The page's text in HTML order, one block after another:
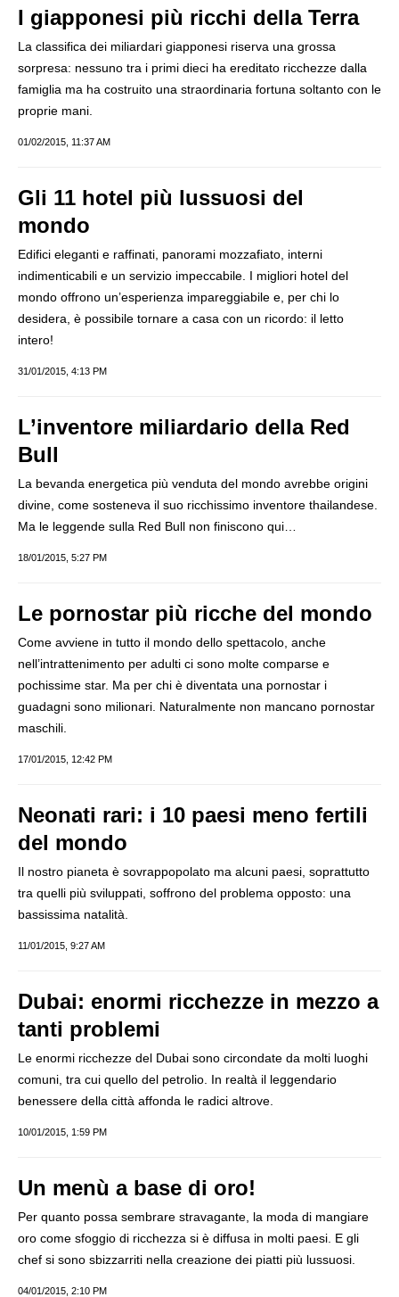
I giapponesi più ricchi della Terra
La classifica dei miliardari giapponesi riserva una grossa
sorpresa: nessuno tra i primi dieci ha ereditato ricchezze dalla
famiglia ma ha costruito una straordinaria fortuna soltanto con le
proprie mani.
01/02/2015, 11:37 AM
Gli 11 hotel più lussuosi del
mondo
Edifici eleganti e raffinati, panorami mozzafiato, interni
indimenticabili e un servizio impeccabile. I migliori hotel del
mondo offrono un’esperienza impareggiabile e, per chi lo
desidera, è possibile tornare a casa con un ricordo: il letto
intero!
31/01/2015, 4:13 PM
L’inventore miliardario della Red
Bull
La bevanda energetica più venduta del mondo avrebbe origini
divine, come sosteneva il suo ricchissimo inventore thailandese.
Ma le leggende sulla Red Bull non finiscono qui…
18/01/2015, 5:27 PM
Le pornostar più ricche del mondo
Come avviene in tutto il mondo dello spettacolo, anche
nell’intrattenimento per adulti ci sono molte comparse e
pochissime star. Ma per chi è diventata una pornostar i
guadagni sono milionari. Naturalmente non mancano pornostar
maschili.
17/01/2015, 12:42 PM
Neonati rari: i 10 paesi meno fertili
del mondo
Il nostro pianeta è sovrappopolato ma alcuni paesi, soprattutto
tra quelli più sviluppati, soffrono del problema opposto: una
bassissima natalità.
11/01/2015, 9:27 AM
Dubai: enormi ricchezze in mezzo a
tanti problemi
Le enormi ricchezze del Dubai sono circondate da molti luoghi
comuni, tra cui quello del petrolio. In realtà il leggendario
benessere della città affonda le radici altrove.
10/01/2015, 1:59 PM
Un menù a base di oro!
Per quanto possa sembrare stravagante, la moda di mangiare
oro come sfoggio di ricchezza si è diffusa in molti paesi. E gli
chef si sono sbizzarriti nella creazione dei piatti più lussuosi.
04/01/2015, 2:10 PM